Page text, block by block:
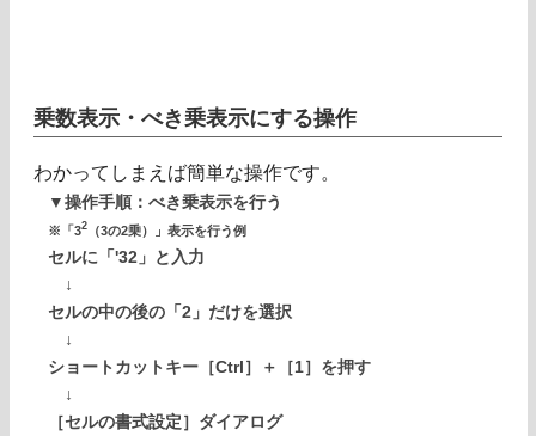
乗数表示・べき乗表示にする操作
わかってしまえば簡単な操作です。
▼操作手順：べき乗表示を行う
※「32 （3の2乗）」表示を行う例
セルに「'32」と入力
↓
セルの中の後の「2」だけを選択
↓
ショートカットキー［Ctrl］＋［1］を押す
↓
［セルの書式設定］ダイアログ